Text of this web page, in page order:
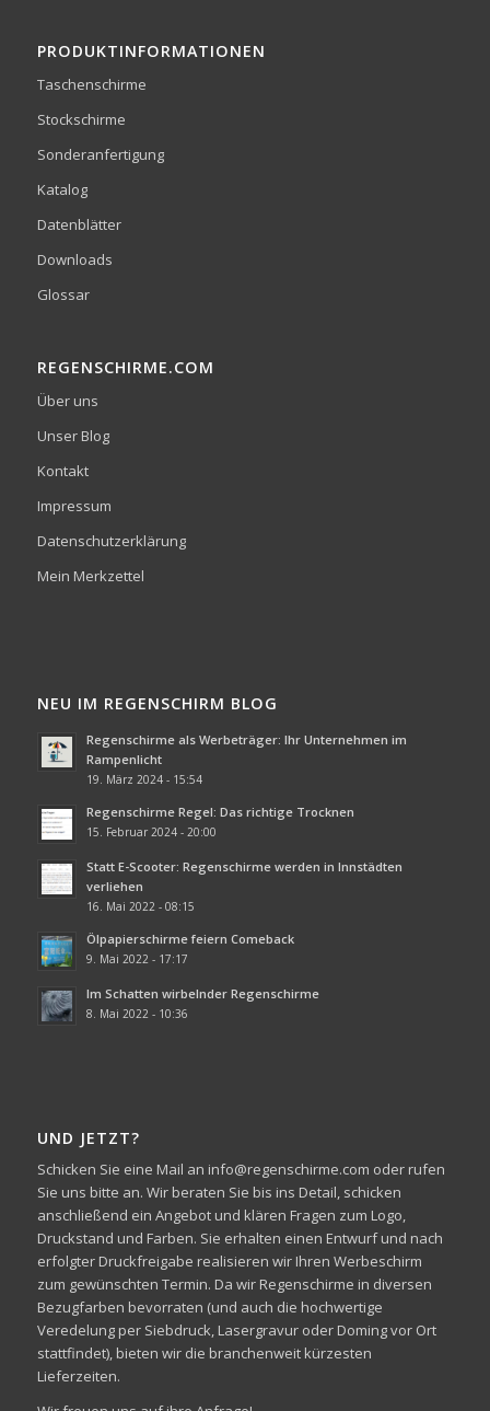
PRODUKTINFORMATIONEN
Taschenschirme
Stockschirme
Sonderanfertigung
Katalog
Datenblätter
Downloads
Glossar
REGENSCHIRME.COM
Über uns
Unser Blog
Kontakt
Impressum
Datenschutzerklärung
Mein Merkzettel
NEU IM REGENSCHIRM BLOG
Regenschirme als Werbeträger: Ihr Unternehmen im
Rampenlicht
19. März 2024 - 15:54
Regenschirme Regel: Das richtige Trocknen
15. Februar 2024 - 20:00
Statt E-Scooter: Regenschirme werden in Innstädten
verliehen
16. Mai 2022 - 08:15
Ölpapierschirme feiern Comeback
9. Mai 2022 - 17:17
Im Schatten wirbelnder Regenschirme
8. Mai 2022 - 10:36
UND JETZT?
Schicken Sie eine Mail an info@regenschirme.com oder rufen
Sie uns bitte an. Wir beraten Sie bis ins Detail, schicken
anschließend ein Angebot und klären Fragen zum Logo,
Druckstand und Farben. Sie erhalten einen Entwurf und nach
erfolgter Druckfreigabe realisieren wir Ihren Werbeschirm
zum gewünschten Termin. Da wir Regenschirme in diversen
Bezugfarben bevorraten (und auch die hochwertige
Veredelung per Siebdruck, Lasergravur oder Doming vor Ort
stattfindet), bieten wir die branchenweit kürzesten
Lieferzeiten.